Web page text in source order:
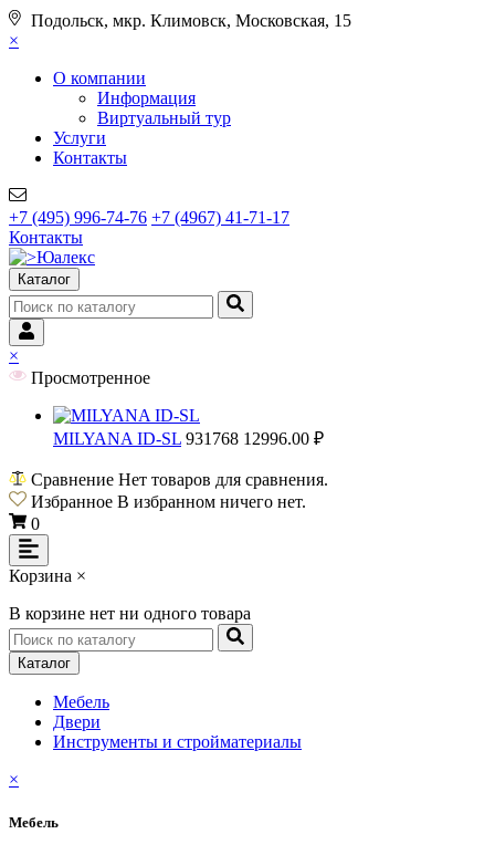
Подольск, мкр. Климовск, Московская, 15
×
О компании
Информация
Виртуальный тур
Услуги
Контакты
+7 (495) 996-74-76 +7 (4967) 41-71-17
Контакты
Каталог
×
Просмотренное
MILYANA ID-SL 931768 12996.00 ₽
Сравнение Нет товаров для сравнения.
Избранное В избранном ничего нет.
0
Корзина ×
В корзине нет ни одного товара
Каталог
Мебель
Двери
Инструменты и cтройматериалы
×
Мебель